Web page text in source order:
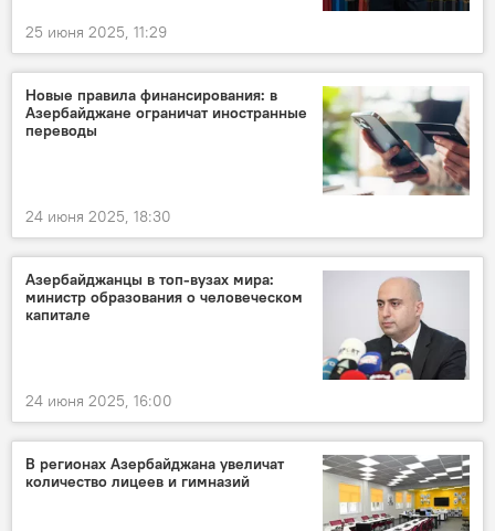
25 июня 2025, 11:29
Новые правила финансирования: в
Азербайджане ограничат иностранные
переводы
24 июня 2025, 18:30
Азербайджанцы в топ-вузах мира:
министр образования о человеческом
капитале
24 июня 2025, 16:00
В регионах Азербайджана увеличат
количество лицеев и гимназий